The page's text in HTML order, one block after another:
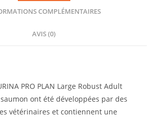
COMPLÉMENTAIRES
AVIS (0)
PRO PLAN Large Robust Adult
ont été développées par des
vétérinaires et contiennent une